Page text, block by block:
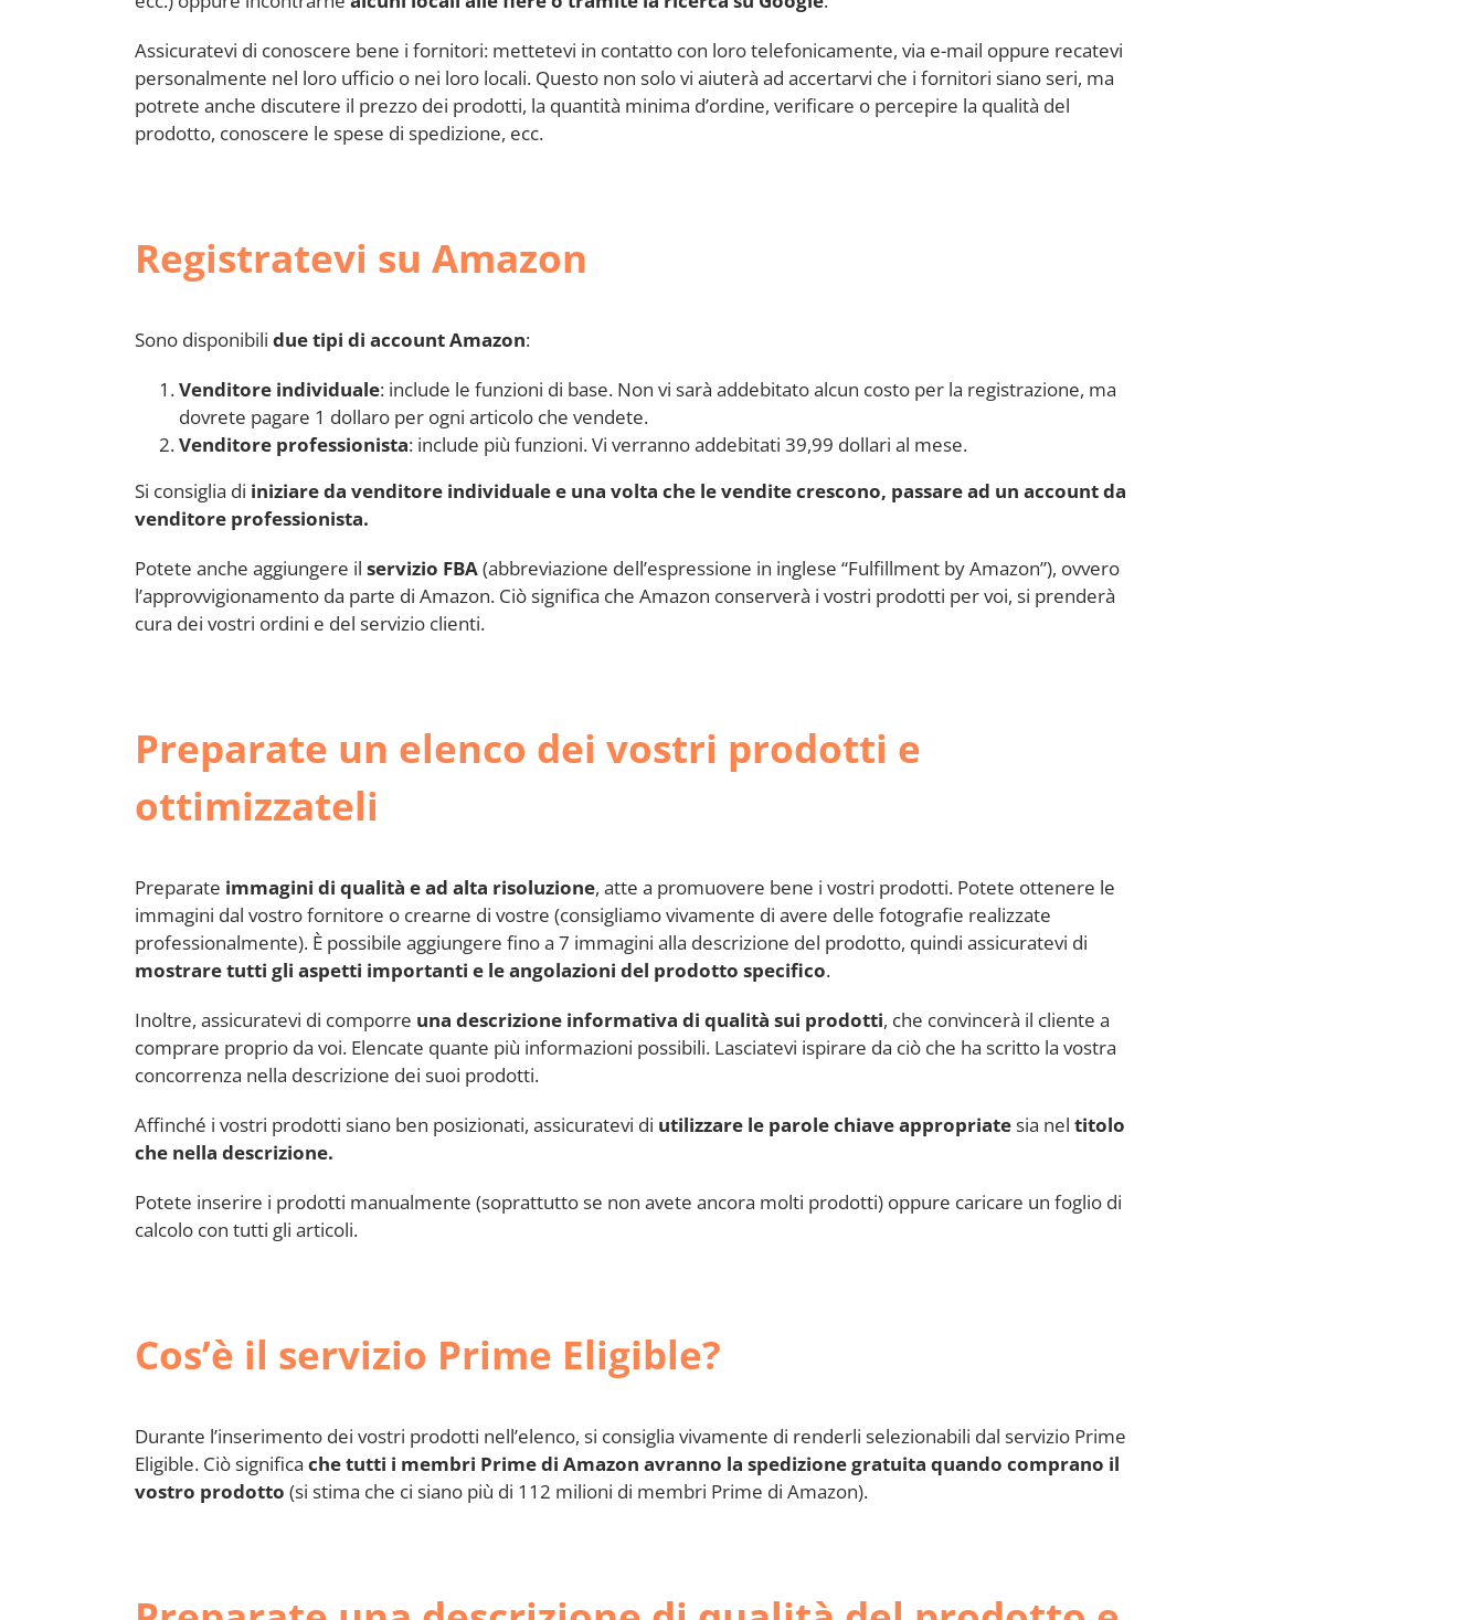
Assicuratevi di conoscere bene i fornitori: mettetevi in contatto con loro telefonicamente, via e-mail oppure recatevi
personalmente nel loro ufficio o nei loro locali. Questo non solo vi aiuterà ad accertarvi che i fornitori siano seri, ma
potrete anche discutere il prezzo dei prodotti, la quantità minima d’ordine, verificare o percepire la qualità del
prodotto, conoscere le spese di spedizione, ecc.
Registratevi su Amazon
Sono disponibili due tipi di account Amazon:
Venditore individuale: include le funzioni di base. Non vi sarà addebitato alcun costo per la registrazione, ma
dovrete pagare 1 dollaro per ogni articolo che vendete.
Venditore professionista: include più funzioni. Vi verranno addebitati 39,99 dollari al mese.
Si consiglia di iniziare da venditore individuale e una volta che le vendite crescono, passare ad un account da
venditore professionista.
Potete anche aggiungere il servizio FBA(abbreviazione dell’espressione in inglese “Fulfillment by Amazon”), ovvero
l’approvvigionamento da parte di Amazon. Ciò significa che Amazon conserverà i vostri prodotti per voi, si prenderà
cura dei vostri ordini e del servizio clienti.
Preparate un elenco dei vostri prodotti e
ottimizzateli
Preparate immagini di qualità e ad alta risoluzione, atte a promuovere bene i vostri prodotti. Potete ottenere le
immagini dal vostro fornitore o crearne di vostre (consigliamo vivamente di avere delle fotografie realizzate
professionalmente). È possibile aggiungere fino a 7 immagini alla descrizione del prodotto, quindi assicuratevi di
mostrare tutti gli aspetti importanti e le angolazioni del prodotto specifico.
Inoltre, assicuratevi di comporre una descrizione informativa di qualità sui prodotti, che convincerà il cliente a
comprare proprio da voi. Elencate quante più informazioni possibili. Lasciatevi ispirare da ciò che ha scritto la vostra
concorrenza nella descrizione dei suoi prodotti.
Affinché i vostri prodotti siano ben posizionati, assicuratevi di utilizzare le parole chiave appropriatesia nel titolo
che nella descrizione.
Potete inserire i prodotti manualmente (soprattutto se non avete ancora molti prodotti) oppure caricare un foglio di
calcolo con tutti gli articoli.
Cos’è il servizio Prime Eligible?
Durante l’inserimento dei vostri prodotti nell’elenco, si consiglia vivamente di renderli selezionabili dal servizio Prime
Eligible. Ciò significa che tutti i membri Prime di Amazon avranno la spedizione gratuita quando comprano il
vostro prodotto (si stima che ci siano più di 112 milioni di membri Prime di Amazon).